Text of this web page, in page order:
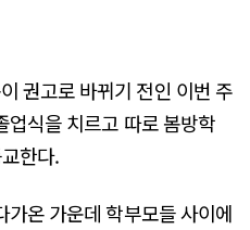
권고로 바뀌기 전인 이번 주
업식을 치르고 따로 봄방학
한다.
온 가운데 학부모들 사이에